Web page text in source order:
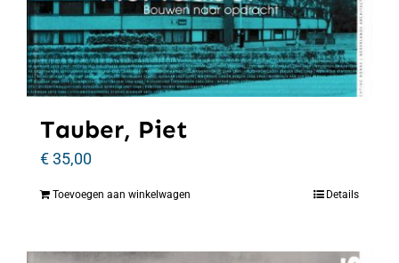
Tauber, Piet
€35,00
Toevoegen aan winkelwagen Details